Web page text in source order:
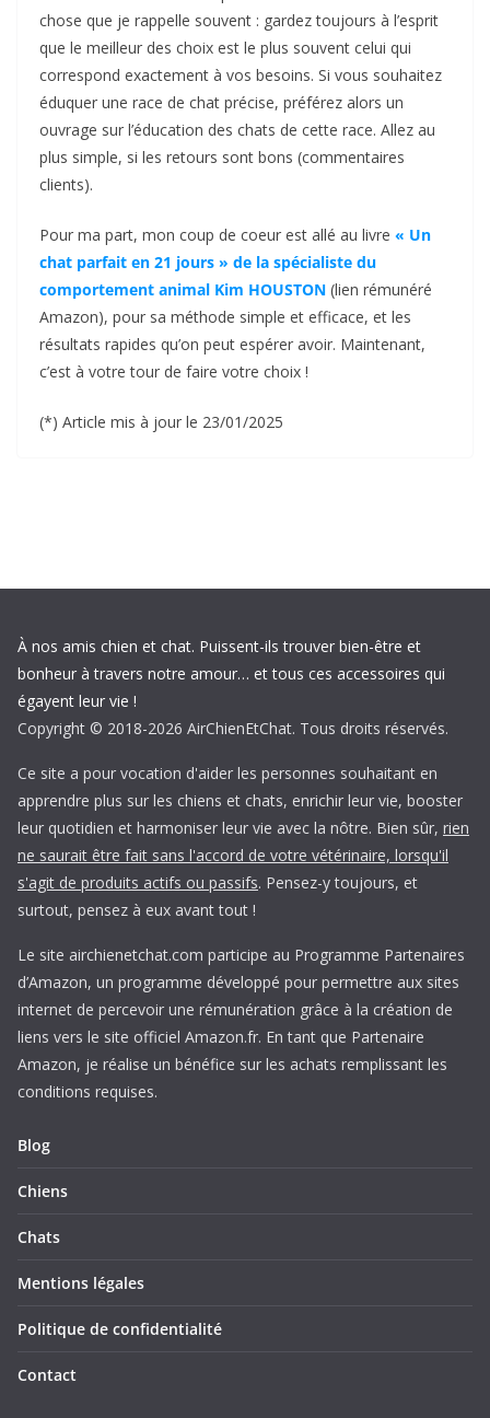
chose que je rappelle souvent : gardez toujours à l’esprit
que le meilleur des choix est le plus souvent celui qui
correspond exactement à vos besoins. Si vous souhaitez
éduquer une race de chat précise, préférez alors un
ouvrage sur l’éducation des chats de cette race. Allez au
plus simple, si les retours sont bons (commentaires
clients).
Pour ma part, mon coup de coeur est allé au livre « Un
chat parfait en 21 jours » de la spécialiste du
comportement animal Kim HOUSTON (lien rémunéré
Amazon), pour sa méthode simple et efficace, et les
résultats rapides qu’on peut espérer avoir. Maintenant,
c’est à votre tour de faire votre choix !
(*) Article mis à jour le 23/01/2025
À nos amis chien et chat. Puissent-ils trouver bien-être et
bonheur à travers notre amour… et tous ces accessoires qui
égayent leur vie !
Copyright © 2018-2026 AirChienEtChat. Tous droits réservés.
Ce site a pour vocation d'aider les personnes souhaitant en
apprendre plus sur les chiens et chats, enrichir leur vie, booster
leur quotidien et harmoniser leur vie avec la nôtre. Bien sûr, rien
ne saurait être fait sans l'accord de votre vétérinaire, lorsqu'il
s'agit de produits actifs ou passifs. Pensez-y toujours, et
surtout, pensez à eux avant tout !
Le site airchienetchat.com participe au Programme Partenaires
d’Amazon, un programme développé pour permettre aux sites
internet de percevoir une rémunération grâce à la création de
liens vers le site officiel Amazon.fr. En tant que Partenaire
Amazon, je réalise un bénéfice sur les achats remplissant les
conditions requises.
Blog
Chiens
Chats
Mentions légales
Politique de confidentialité
Contact